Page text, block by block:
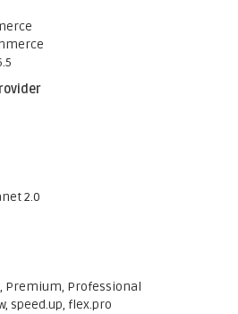
2.0
Premium, Professional
speed.up, flex.pro